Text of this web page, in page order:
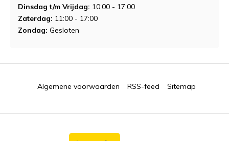
Dinsdag t/m Vrijdag: 10:00 - 17:00
Zaterdag: 11:00 - 17:00
Zondag: Gesloten
Algemene voorwaarden RSS-feed Sitemap